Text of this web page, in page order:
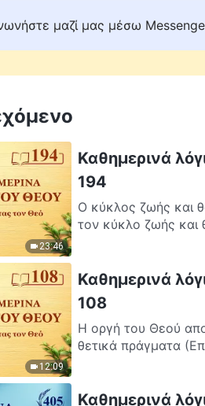
μαζί μας μέσω
23:46
Καθημερινά
194
Ο κύκλος ζωής και
τον κύκλο ζωής
12:09
Καθημερινά
108
Η οργή του Θεού
θετικά πράγματα
Καθημερινά